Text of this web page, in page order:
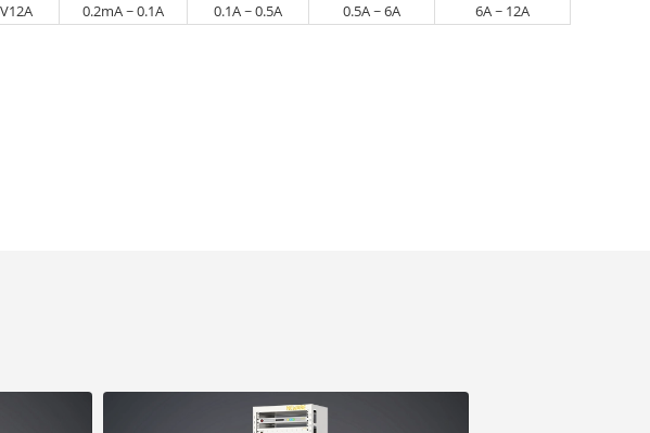
0.2mA ~ 0.1A 0.1A ~ 0.5A 0.5A ~ 6A 6A ~ 12A